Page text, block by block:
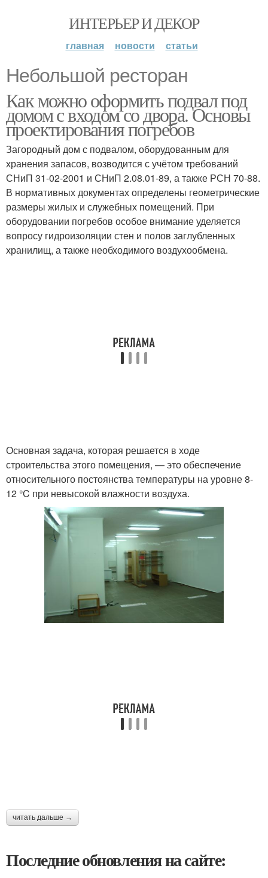
ИНТЕРЬЕР И ДЕКОР
главная новости статьи
Небольшой ресторан
Как можно оформить подвал под
домом с входом со двора. Основы
проектирования погребов
Загородный дом с подвалом, оборудованным для
хранения запасов, возводится с учётом требований
СНиП 31-02-2001 и СНиП 2.08.01-89, а также РСН 70-88.
В нормативных документах определены геометрические
размеры жилых и служебных помещений. При
оборудовании погребов особое внимание уделяется
вопросу гидроизоляции стен и полов заглубленных
хранилищ, а также необходимого воздухообмена.
Основная задача, которая решается в ходе
строительства этого помещения, — это обеспечение
относительного постоянства температуры на уровне 8-
12 °C при невысокой влажности воздуха.
читать дальше →
Последние обновления на сайте: